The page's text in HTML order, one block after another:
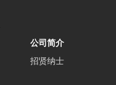
公司简介
招贤纳士